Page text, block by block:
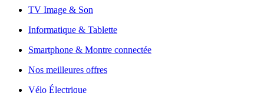
TV Image & Son
Informatique & Tablette
Smartphone & Montre connectée
Nos meilleures offres
Vélo Électrique